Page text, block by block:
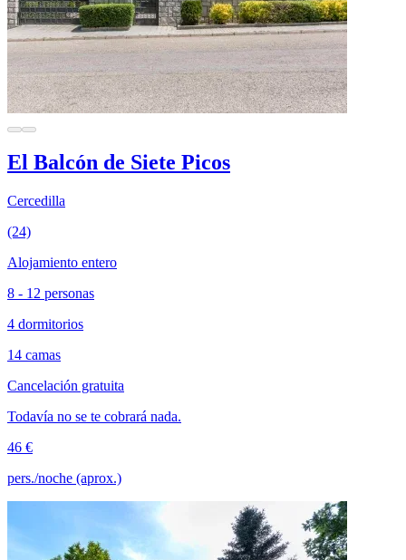
El Balcón de Siete Picos
Cercedilla
(24)
Alojamiento entero
8 - 12 personas
4 dormitorios
14 camas
Cancelación gratuita
Todavía no se te cobrará nada.
46 €
pers./noche (aprox.)